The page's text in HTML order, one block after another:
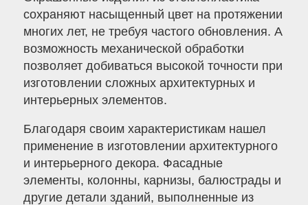
сохраняют насыщенный цвет на протяжении
многих лет, не требуя частого обновления. А
возможность механической обработки
позволяет добиваться высокой точности при
изготовлении сложных архитектурных и
интерьерных элементов.
Благодаря своим характеристикам нашел
применение в изготовлении архитектурного
и интерьерного декора. Фасадные
элементы, колонны, карнизы, балюстрады и
другие детали зданий, выполненные из